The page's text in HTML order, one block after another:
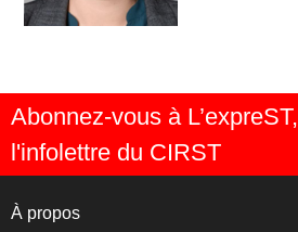
Abonnez-vous à L’expreST,
l'infolettre du CIRST
À propos